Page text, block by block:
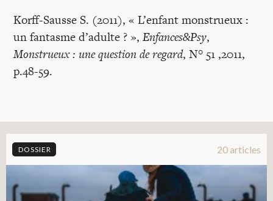
Korff-Sausse S. (2011), « L’enfant monstrueux :
un fantasme d’adulte ? »,Enfances&Psy,
Monstrueux : une question de regard, N° 51 ,2011,
p.48-59.
DOSSIER 20 articles